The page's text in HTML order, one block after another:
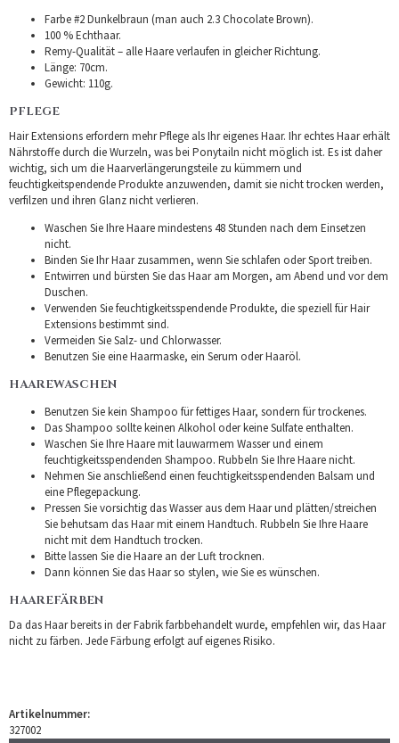
Farbe #2 Dunkelbraun (man auch 2.3 Chocolate Brown).
100 % Echthaar.
Remy-Qualität – alle Haare verlaufen in gleicher Richtung.
Länge: 70cm.
Gewicht: 110g.
PFLEGE
Hair Extensions erfordern mehr Pflege als Ihr eigenes Haar. Ihr echtes Haar erhält
Nährstoffe durch die Wurzeln, was bei Ponytailn nicht möglich ist. Es ist daher
wichtig, sich um die Haarverlängerungsteile zu kümmern und
feuchtigkeitspendende Produkte anzuwenden, damit sie nicht trocken werden,
verfilzen und ihren Glanz nicht verlieren.
Waschen Sie Ihre Haare mindestens 48 Stunden nach dem Einsetzen
nicht.
Binden Sie Ihr Haar zusammen, wenn Sie schlafen oder Sport treiben.
Entwirren und bürsten Sie das Haar am Morgen, am Abend und vor dem
Duschen.
Verwenden Sie feuchtigkeitsspendende Produkte, die speziell für Hair
Extensions bestimmt sind.
Vermeiden Sie Salz- und Chlorwasser.
Benutzen Sie eine Haarmaske, ein Serum oder Haaröl.
HAAREWASCHEN
Benutzen Sie kein Shampoo für fettiges Haar, sondern für trockenes.
Das Shampoo sollte keinen Alkohol oder keine Sulfate enthalten.
Waschen Sie Ihre Haare mit lauwarmem Wasser und einem
feuchtigkeitsspendenden Shampoo. Rubbeln Sie Ihre Haare nicht.
Nehmen Sie anschließend einen feuchtigkeitsspendenden Balsam und
eine Pflegepackung.
Pressen Sie vorsichtig das Wasser aus dem Haar und plätten/streichen
Sie behutsam das Haar mit einem Handtuch. Rubbeln Sie Ihre Haare
nicht mit dem Handtuch trocken.
Bitte lassen Sie die Haare an der Luft trocknen.
Dann können Sie das Haar so stylen, wie Sie es wünschen.
HAAREFÄRBEN
Da das Haar bereits in der Fabrik farbbehandelt wurde, empfehlen wir, das Haar
nicht zu färben. Jede Färbung erfolgt auf eigenes Risiko.
Artikelnummer:
327002